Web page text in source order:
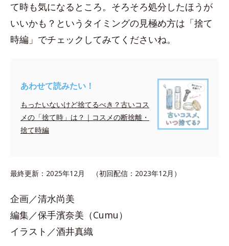
て時も気になるところ。そろそろ処分したほうが
いいかも？というタイミングの見極め方は「捨て
時編」でチェックしてみてくださいね。
あわせて読みたい！
もったいないけど捨てるべき？古いコス
メの「捨て時」は？｜コスメの断捨離・
捨て時編
最終更新：2025年12月 （初回配信：2023年12月）
企画／清水尚美
編集／保手濱奈美（Cumu）
イラスト／酒井真織